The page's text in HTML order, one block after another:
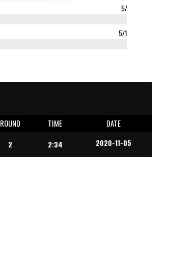
5/
5/1
ROUND TIME DATE
2 2:34 2020-11-05